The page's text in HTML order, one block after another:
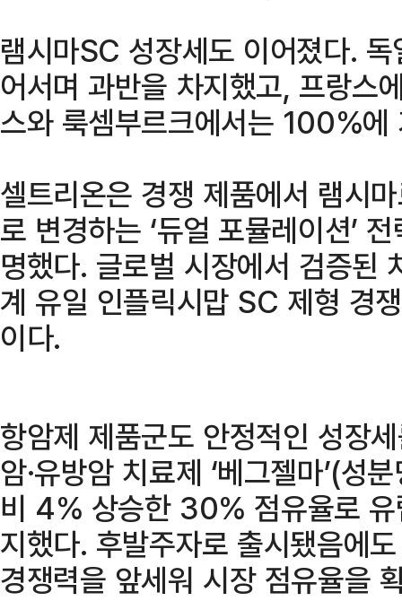
램시마SC 성장세도 이어졌다.
어서며 과반을 차지했고, 프랑
스와 룩셈부르크에서는 100%에
셀트리온은 경쟁 제품에서 램시
로 변경하는 ‘듀얼 포뮬레이션’
명했다. 글로벌 시장에서 검증된
계 유일 인플릭시맙 SC 제형 경
이다.
항암제 제품군도 안정적인 성장
암·유방암 치료제 ‘베그젤마’(성
비 4% 상승한 30% 점유율로 유
지했다. 후발주자로 출시됐음에
경쟁력을 앞세워 시장 점유율을